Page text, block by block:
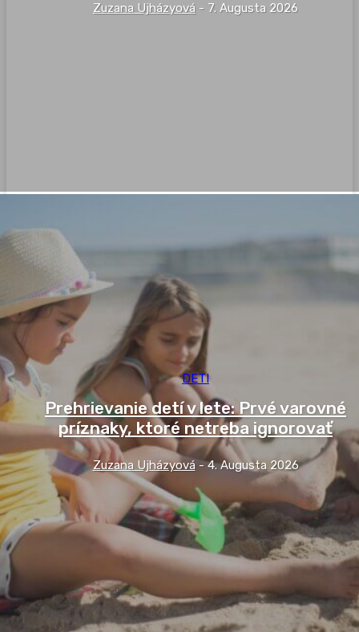
Zuzana Ujházyová - 7. Augusta 2026
DETI
Prehrievanie detí v lete: Prvé varovné
príznaky, ktoré netreba ignorovať
Zuzana Ujházyová - 4. Augusta 2026